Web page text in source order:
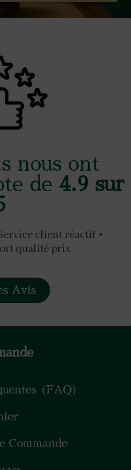
nous ont
de 4.9 sur
client réactif •
qualité prix
Avis
(FAQ)
Commande